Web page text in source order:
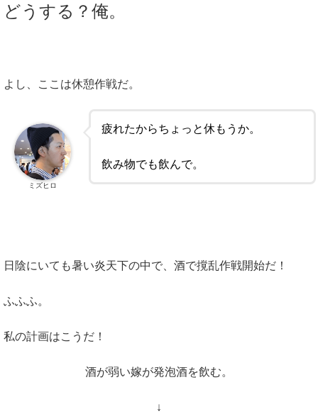
どうする？俺。
よし、ここは休憩作戦だ。
疲れたからちょっと休もうか。
飲み物でも飲んで。
ミズヒロ
日陰にいても暑い炎天下の中で、酒で撹乱作戦開始だ！
ふふふ。
私の計画はこうだ！
酒が弱い嫁が発泡酒を飲む。
↓